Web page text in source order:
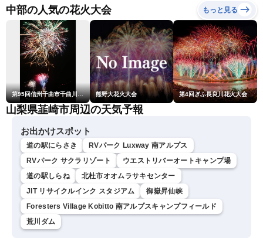
戒 〈ウェザーニュースLiVE
コーヒータイム・魚住茉由
／山口剛央〉
中部の人気の花火大会 もっと見る
第95回信州千曲市千曲川納涼煙火大会 熊野大花火大会 第4回ぎふ長良川花火大会
山梨県韮崎市周辺の天気予報
お出かけスポット
道の駅にらさき
RVパーク Luxway 南アルプス
RVパーク サクラリゾート
ウエストリバーオートキャンプ場
道の駅しらね
北杜市オオムラサキセンター
JIT リサイクルインク スタジアム
御嶽昇仙峡
Foresters Village Kobitto 南アルプスキャンプフィールド
荒川ダム